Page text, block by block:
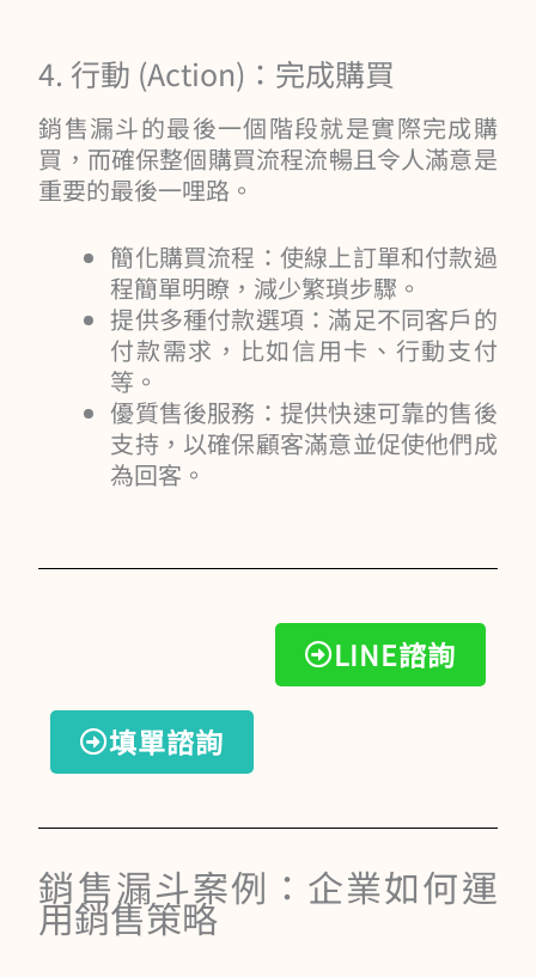
4. 行動 (Action)：完成購買
銷售漏斗的最後一個階段就是實際完成購
買，而確保整個購買流程流暢且令人滿意是
重要的最後一哩路。
簡化購買流程：使線上訂單和付款過
程簡單明瞭，減少繁瑣步驟。
提供多種付款選項：滿足不同客戶的
付款需求，比如信用卡、行動支付
等。
優質售後服務：提供快速可靠的售後
支持，以確保顧客滿意並促使他們成
為回客。
LINE諮詢
填單諮詢
銷售漏斗案例：企業如何運
用銷售策略